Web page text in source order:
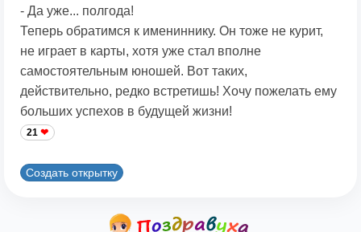
- Да уже... полгода!
Теперь обратимся к имениннику. Он тоже не курит,
не играет в карты, хотя уже стал вполне
самостоятельным юношей. Вот таких,
действительно, редко встретишь! Хочу пожелать ему
больших успехов в будущей жизни!
21
Создать открытку